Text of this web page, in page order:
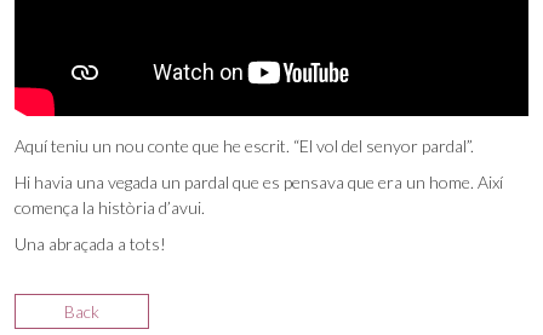
Aquí teniu un nou conte que he escrit. “El vol del senyor pardal”.
Hi havia una vegada un pardal que es pensava que era un home. Així
comença la història d’avui.
Una abraçada a tots!
Back